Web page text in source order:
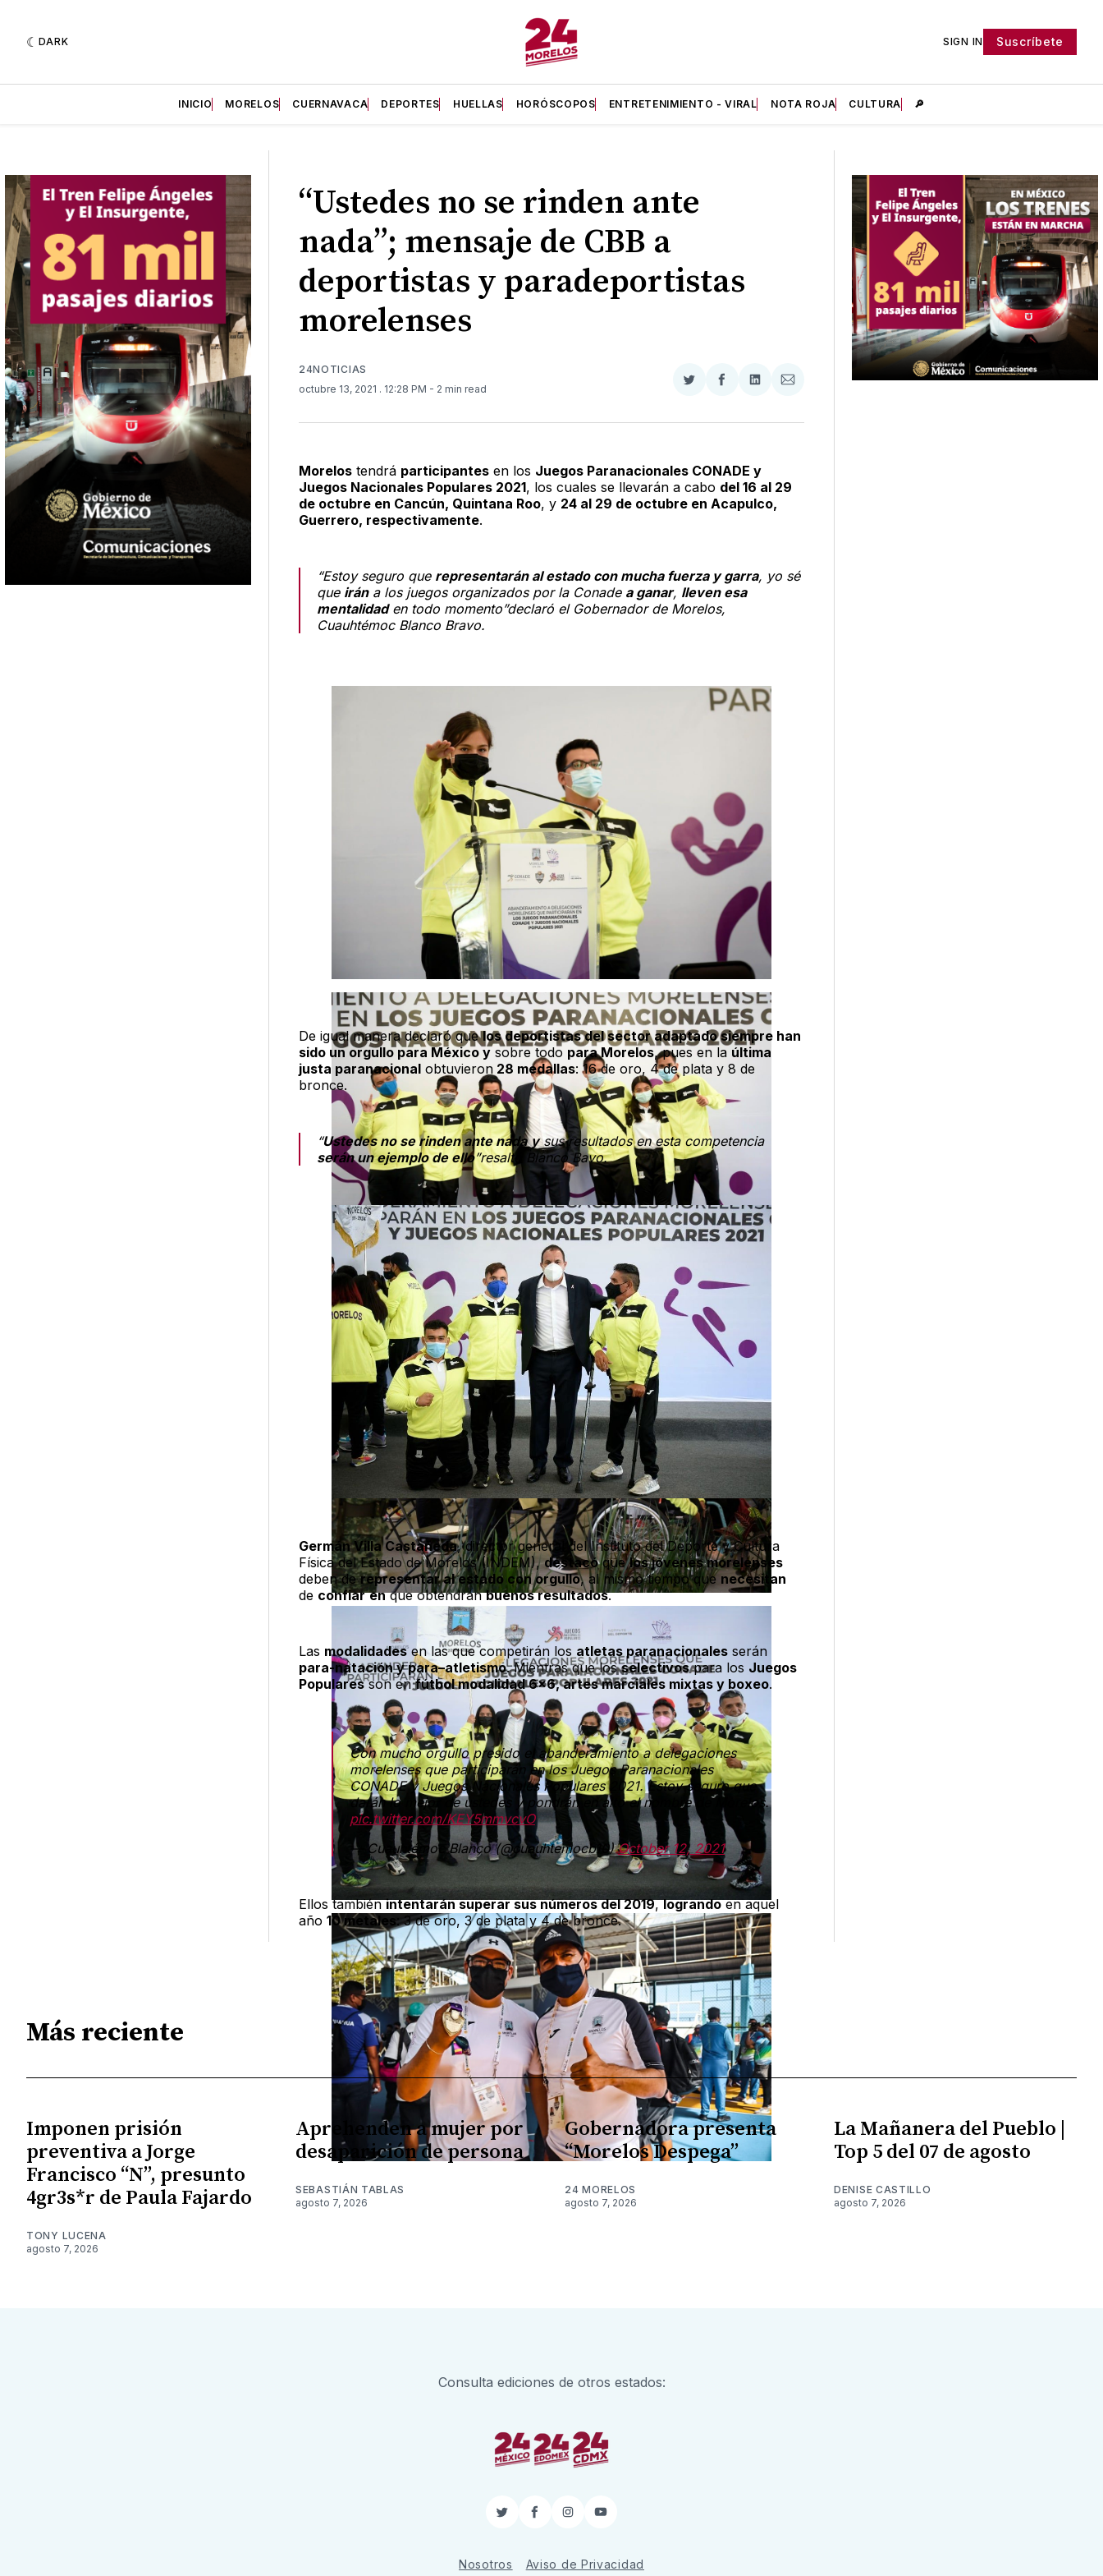
DARK SIGN IN Suscríbete
INICIO MORELOS CUERNAVACA DEPORTES HUELLAS HORÓSCOPOS ENTRETENIMIENTO - VIRAL NOTA ROJA CULTURA 🔎
“Ustedes no se rinden ante
nada”; mensaje de CBB a
deportistas y paradeportistas
morelenses
24NOTICIAS
octubre 13, 2021 . 12:28 PM - 2 min read
Compartir
Twitter
Compartir
Facebook
Compartir
LinkedIn
Compartir
Email
Morelostendrá participantesen los Juegos Paranacionales CONADE y
Juegos Nacionales Populares 2021, los cuales se llevarán a cabo del 16 al 29
de octubre en Cancún, Quintana Roo, y 24 al 29 de octubre en Acapulco,
Guerrero, respectivamente.
“Estoy seguro que representarán al estado con mucha fuerza y garra, yo sé
que irána los juegos organizados por la Conade a ganar, lleven esa
mentalidaden todo momento”declaró el Gobernador de Morelos,
Cuauhtémoc Blanco Bravo.
De igual manera declaró quelos deportistas del sector adaptado siempre han
sido un orgullo para México ysobre todo para Morelos, pues en la última
justa paranacionalobtuvieron28 medallas: 16 de oro, 4 de plata y 8 de
bronce.
“Ustedes no se rinden ante nada ysus resultados en esta competencia
serán un ejemplo de ello”resaltó Blanco Bavo.
Germán Villa Castañeda, director general del Instituto del Deporte y Cultura
Física del Estado de Morelos (INDEM),destacóquelos jóvenes morelenses
deben derepresentar al estado con orgullo, al mismo tiempo que necesitan
de confiar enque obtendránbuenos resultados.
Las modalidadesen las que competirán los atletas paranacionalesserán
para-natación y para–atletismo. Mientras que losselectivospara los Juegos
Popularesson enfútbol modalidad 6×6, artes marciales mixtas y boxeo.
Con mucho orgullo presido el abanderamiento a delegaciones
morelenses que participarán en los Juegos Paranacionales
CONADE y Juegos Nacionales Populares 2021. Estoy seguro que
darán lo mejor de ustedes y pondrán en alto el nombre de Morelos.
pic.twitter.com/KEY5mmvcvO
— Cuauhtémoc Blanco (@cuauhtemocb10)October 12, 2021
Ellos tambiénintentarán superar sus números del 2019,lograndoen aquel
año 10 metales : 3 de oro, 3 de plata y 4 de bronce.
Más reciente
Imponen prisión
preventiva a Jorge
Francisco “N”, presunto
4gr3s*r de Paula Fajardo
TONY LUCENA
agosto 7, 2026
Aprehenden a mujer por
desaparición de persona
SEBASTIÁN TABLAS
agosto 7, 2026
Gobernadora presenta
“Morelos Despega”
24 MORELOS
agosto 7, 2026
La Mañanera del Pueblo |
Top 5 del 07 de agosto
DENISE CASTILLO
agosto 7, 2026
Consulta ediciones de otros estados:
TwitterFacebook
InstagramYouTube
Nosotros Aviso de Privacidad